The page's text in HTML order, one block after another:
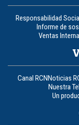
Responsabilidad
Informe de
Ventas
Canal RCNNoticias
Nuestra
Un